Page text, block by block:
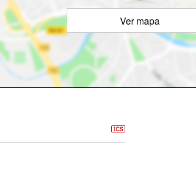
Ver mapa